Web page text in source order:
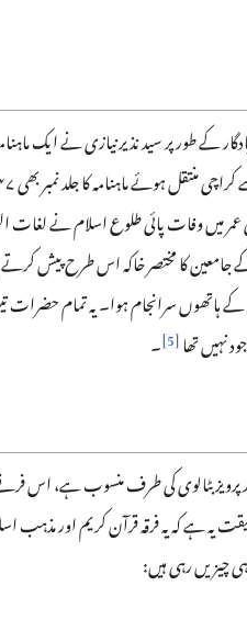
کے طور پر سید نذیر نیازی نے ایک
ہو گئے یہیں غلام احمد پرویز نے ۸۲ سال کی عمر میں
کے جامعین کا مختصر خاکہ اس طرح
کے ہاتھوں سرانجام ہوا۔ یہ تمام
نہیں تھا[
5
]۔
بٹالوی کی طرف منسوب ہے، اس
یہ ہے کہ یہ فرقہ قرآن کریم اور مذہب
چیزیں رہی ہیں: